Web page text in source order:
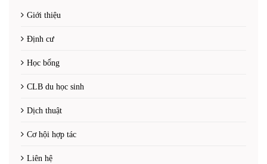
Giới thiệu
Định cư
Học bổng
CLB du học sinh
Dịch thuật
Cơ hội hợp tác
Liên hệ